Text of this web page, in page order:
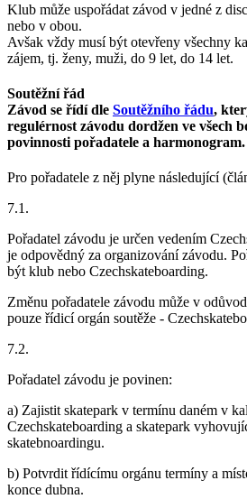
Klub může uspořádat závod v jedné z
nebo v obou.
Avšak vždy musí být otevřeny všechny
zájem, tj. ženy, muži, do 9 let, do 14 let.
Soutěžní řád
Závod se řídí dle Soutěžního řádu,
regulérnost závodu dordžen ve všech
povinnosti pořadatele a harmonogram.
Pro pořadatele z něj plyne následující
7.1.
Pořadatel závodu je určen vedením
je odpovědný za organizování závodu.
být klub nebo Czechskateboarding.
Změnu pořadatele závodu může v
pouze řídicí orgán soutěže -
7.2.
Pořadatel závodu je povinen:
a) Zajistit skatepark v termínu daném v
Czechskateboarding a skatepark
skatebnoardingu.
b) Potvrdit řídícímu orgánu termíny a
konce dubna.